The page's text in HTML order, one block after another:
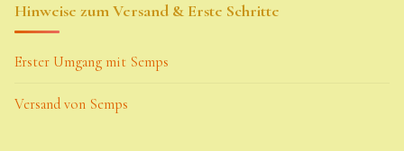
Hinweise zum Versand & Erste Schritte
Erster Umgang mit Semps
Versand von Semps